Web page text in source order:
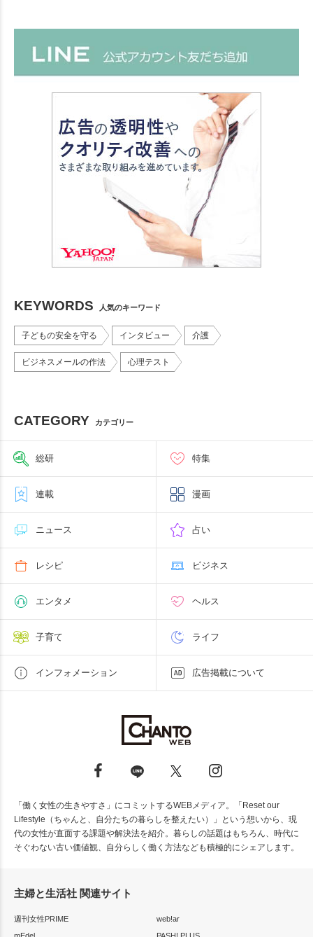
KEYWORDS 人気のキーワード
子どもの安全を守る インタビュー 介護
ビジネスメールの作法 心理テスト
CATEGORY カテゴリー
総研 特集
連載 漫画
ニュース 占い
レシピ ビジネス
エンタメ ヘルス
子育て ライフ
インフォメーション 広告掲載について
「働く女性の生きやすさ」にコミットするWEBメディア。「Reset our
Lifestyle（ちゃんと、自分たちの暮らしを整えたい）」という想いから、現
代の女性が直面する課題や解決法を紹介。暮らしの話題はもちろん、時代に
そぐわない古い価値観、自分らしく働く方法なども積極的にシェアします。
主婦と生活社 関連サイト
週刊女性PRIME
web!ar